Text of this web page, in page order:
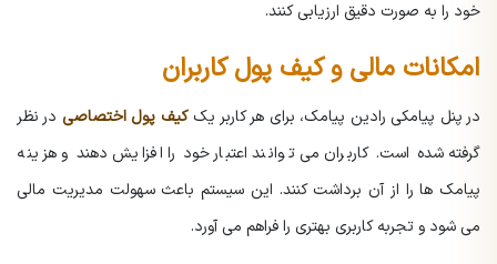
خود را به صورت دقیق ارزیابی کنند.
امکانات مالی و کیف پول کاربران
در پنل پیامکی رادین پیامک، برای هر کاربر یککیف پول اختصاصی در نظر
گرفته شده است. کاربران می توانند اعتبار خود را افزایش دهند و هزینه
پیامک ها را از آن برداشت کنند. این سیستم باعث سهولت مدیریت مالی
می شود و تجربه کاربری بهتری را فراهم می آورد.